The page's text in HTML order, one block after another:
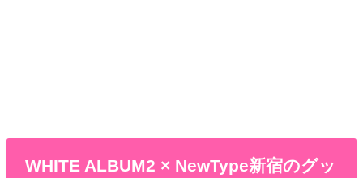
WHITE ALBUM2 × NewType新宿のグッ